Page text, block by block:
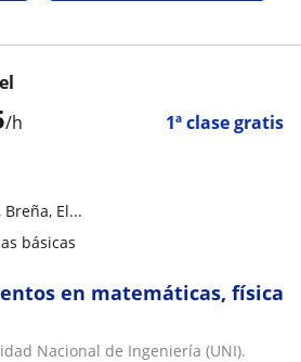
/h 1ª clase gratis
El...
básicas
en matemáticas, física
Nacional de Ingeniería (UNI).